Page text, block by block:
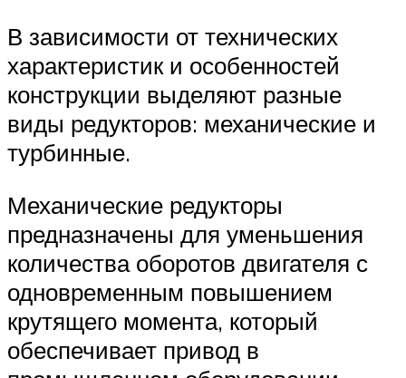
В зависимости от технических
характеристик и особенностей
конструкции выделяют разные
виды редукторов: механические и
турбинные.
Механические редукторы
предназначены для уменьшения
количества оборотов двигателя с
одновременным повышением
крутящего момента, который
обеспечивает привод в